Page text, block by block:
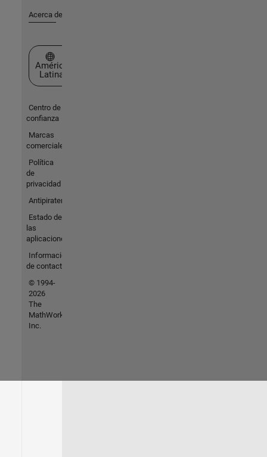
Acerca de MathWorks
Seleccione un país/idioma
América
Latina
Centro de
confianza
Marcas
comerciales
Política
de
privacidad
Antipiratería
Estado de
las
aplicaciones
Información
de contacto
© 1994-
2026
The
MathWorks,
Inc.